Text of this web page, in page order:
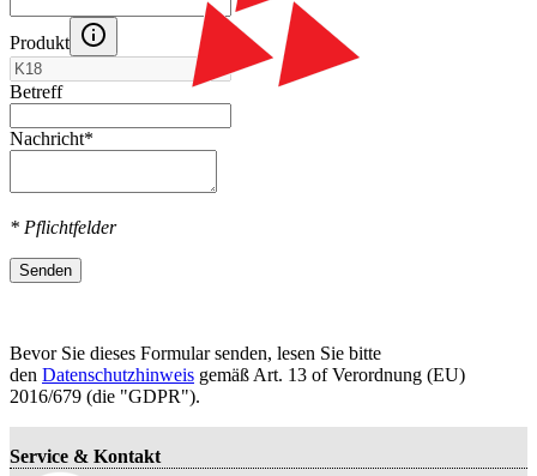
Produkt
Betreff
Nachricht*
* Pflichtfelder
Senden
Bevor Sie dieses Formular senden, lesen Sie bitte
den Datenschutzhinweis gemäß Art. 13 оf Verordnung (EU)
2016/679 (die "GDPR").
Service & Kontakt